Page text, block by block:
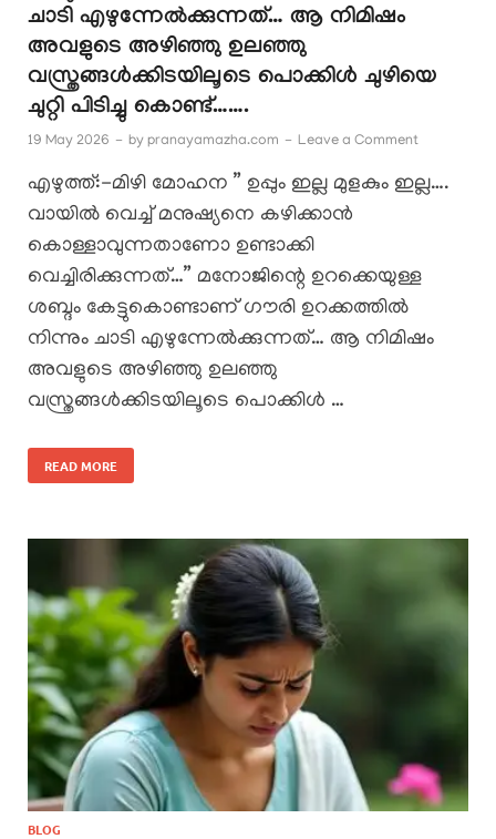
ചാടി എഴുന്നേൽക്കുന്നത്… ആ നിമിഷം
അവളുടെ അഴിഞ്ഞു ഉലഞ്ഞു
വസ്ത്രങ്ങൾക്കിടയിലൂടെ പൊക്കിൾ ചുഴിയെ
ചുറ്റി പിടിച്ചു കൊണ്ട്…….
19 May 2026 - by pranayamazha.com - Leave a Comment
എഴുത്ത്:-മിഴി മോഹന ” ഉപ്പും ഇല്ല മുളകും ഇല്ല….
വായിൽ വെച്ച് മനുഷ്യനെ കഴിക്കാൻ
കൊള്ളാവുന്നതാണോ ഉണ്ടാക്കി
വെച്ചിരിക്കുന്നത്…” മനോജിന്റെ ഉറക്കെയുള്ള
ശബ്ദം കേട്ടുകൊണ്ടാണ് ഗൗരി ഉറക്കത്തിൽ
നിന്നും ചാടി എഴുന്നേൽക്കുന്നത്… ആ നിമിഷം
അവളുടെ അഴിഞ്ഞു ഉലഞ്ഞു
വസ്ത്രങ്ങൾക്കിടയിലൂടെ പൊക്കിൾ …
READ MORE
BLOG